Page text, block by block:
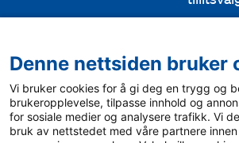
Aktuelt
For media
Ledige stillinger
Bli
Bli
Denne nettsiden bruker
Vi bruker cookies for å gi deg en trygg og
brukeropplevelse, tilpasse innhold og
for sosiale medier og analysere trafikk. Vi
bruk av nettstedet med våre partnere innen